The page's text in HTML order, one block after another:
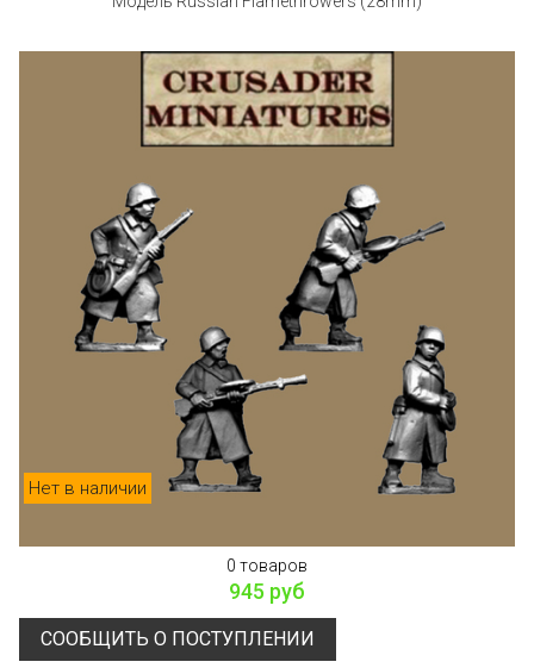
Нет в наличии
0 товаров
945 руб
СООБЩИТЬ О ПОСТУПЛЕНИИ